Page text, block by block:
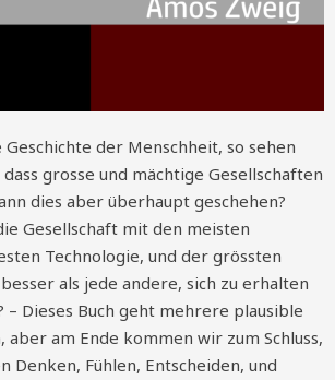
der Menschheit, so sehen
grosse und mächtige Gesellschaften
dies aber überhaupt geschehen?
Gesellschaft mit den meisten
Technologie, und der grössten
als jede andere, sich zu erhalten
Dieses Buch geht mehrere plausible
aber am Ende kommen wir zum Schluss,
Denken, Fühlen, Entscheiden, und